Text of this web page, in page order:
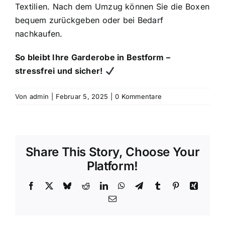
Textilien. Nach dem Umzug können Sie die Boxen
bequem zurückgeben oder bei Bedarf
nachkaufen.
So bleibt Ihre Garderobe in Bestform –
stressfrei und sicher!
Von admin Februar 5, 2025 0 Kommentare
Share This Story, Choose Your
Platform!
Facebook BlueskyRedditLinkedInWhatsApp
TelegramTumblr PinterestXing
E-